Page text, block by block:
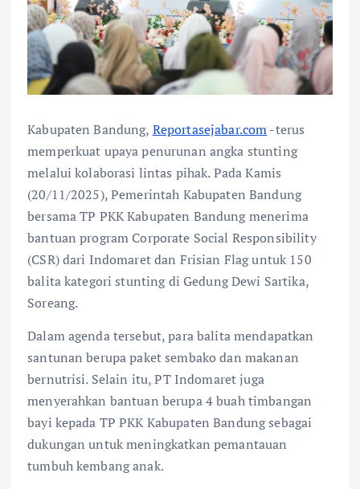
Kabupaten Bandung, Reportasejabar.com-terus
memperkuat upaya penurunan angka stunting
melalui kolaborasi lintas pihak. Pada Kamis
(20/11/2025), Pemerintah Kabupaten Bandung
bersama TP PKK Kabupaten Bandung menerima
bantuan program Corporate Social Responsibility
(CSR) dari Indomaret dan Frisian Flag untuk 150
balita kategori stunting di Gedung Dewi Sartika,
Soreang.
Dalam agenda tersebut, para balita mendapatkan
santunan berupa paket sembako dan makanan
bernutrisi. Selain itu, PT Indomaret juga
menyerahkan bantuan berupa 4 buah timbangan
bayi kepada TP PKK Kabupaten Bandung sebagai
dukungan untuk meningkatkan pemantauan
tumbuh kembang anak.